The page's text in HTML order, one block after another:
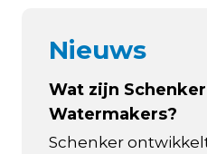
Nieuws
Wat zijn Schenker
Watermakers?
Schenker